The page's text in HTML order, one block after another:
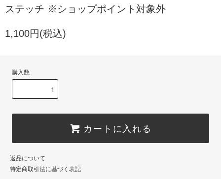
ステッチ ※ショップポイント対象外
1,100円(税込)
購入数
カートに入れる
返品について
特定商取引法に基づく表記